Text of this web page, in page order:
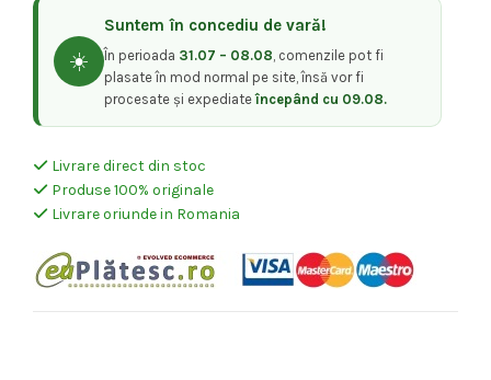
☀️
Suntem în concediu de vară!
În perioada 31.07 – 08.08, comenzile pot fi
plasate în mod normal pe site, însă vor fi
procesate și expediateîncepând cu 09.08.
Livrare direct din stoc
Produse 100% originale
Livrare oriunde in Romania